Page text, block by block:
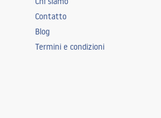
Contatto
Blog
Termini e condizioni